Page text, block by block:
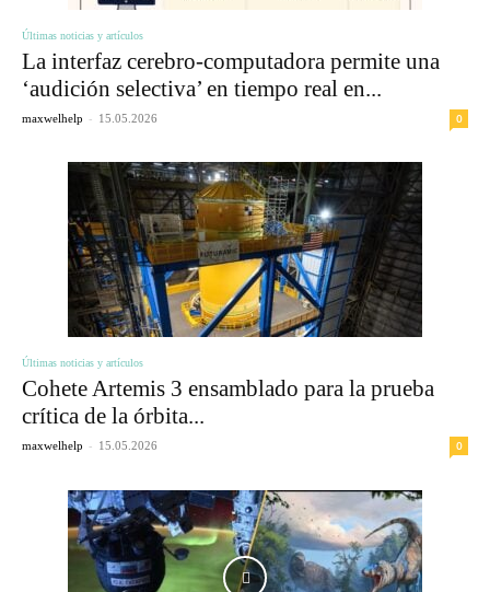
Últimas noticias y artículos
La interfaz cerebro-computadora permite una
‘audición selectiva’ en tiempo real en...
maxwelhelp - 15.05.2026 0
Últimas noticias y artículos
Cohete Artemis 3 ensamblado para la prueba
crítica de la órbita...
maxwelhelp - 15.05.2026 0